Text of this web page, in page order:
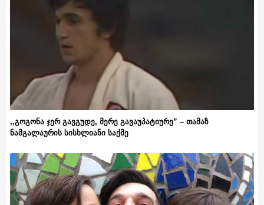
,,გოგონა ჯერ გავგუდე, მერე გავაუპატიურე” – თამაზ
ნამგალაურის სისხლიანი საქმე